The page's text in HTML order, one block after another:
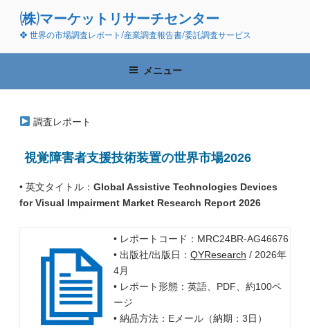
ン
(株)マーケットリサーチセンター
❖ 世界の市場調査レポート/産業調査報告書/委託調査サービス
メニュー
調査レポート
視覚障害者支援技術装置の世界市場2026
• 英文タイトル： Global Assistive Technologies Devices
for Visual Impairment Market Research Report 2026
• レポートコード：MRC24BR-AG46676
• 出版社/出版日： QYResearch / 2026年
4月
• レポート形態：英語、PDF、約100ペ
ージ
• 納品方法：Eメール（納期：3日）